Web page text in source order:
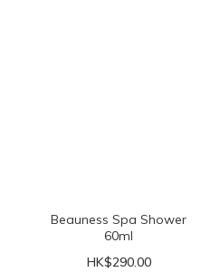
Beauness Spa Shower
60ml
HK$290.00